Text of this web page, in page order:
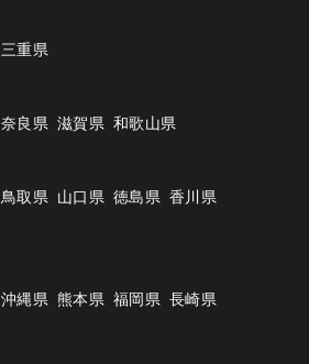
三重県
奈良県 滋賀県 和歌山県
鳥取県 山口県 徳島県 香川県
沖縄県 熊本県 福岡県 長崎県